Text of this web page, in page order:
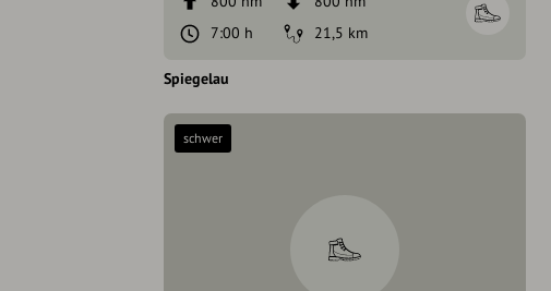
7:00 h
21,5 km
Spiegelau
schwer